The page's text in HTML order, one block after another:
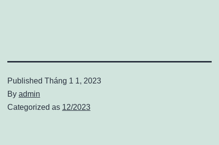
Published Tháng 1 1, 2023
By admin
Categorized as 12/2023